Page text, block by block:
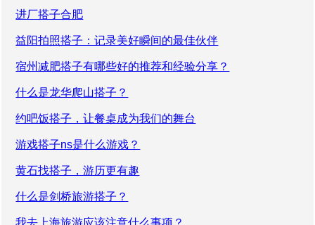
进厂搭子合肥
益阳拍照搭子：记录美好瞬间的最佳伙伴
宿州减肥搭子有哪些好的推荐和经验分享？
什么是龙华爬山搭子？
约吧饭搭子，让餐桌成为我们的舞台
游戏搭子ns是什么游戏？
黄石找搭子，游历更有趣
什么是剑桥旅游搭子？
我去上海旅游应该注意什么事项？